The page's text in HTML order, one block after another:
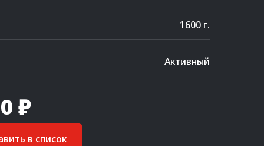
1600 г.
Активный
₽
в список